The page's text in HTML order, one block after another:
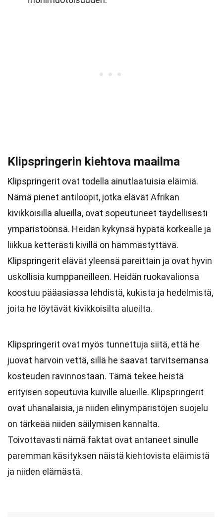
Klipspringerin kiehtova maailma
Klipspringerit ovat todella ainutlaatuisia eläimiä.
Nämä pienet antiloopit, jotka elävät Afrikan
kivikkoisilla alueilla, ovat sopeutuneet täydellisesti
ympäristöönsä. Heidän kykynsä hypätä korkealle ja
liikkua ketterästi kivillä on hämmästyttävä.
Klipspringerit elävät yleensä pareittain ja ovat hyvin
uskollisia kumppaneilleen. Heidän ruokavalionsa
koostuu pääasiassa lehdistä, kukista ja hedelmistä,
joita he löytävät kivikkoisilta alueilta.
Klipspringerit ovat myös tunnettuja siitä, että he
juovat harvoin vettä, sillä he saavat tarvitsemansa
kosteuden ravinnostaan. Tämä tekee heistä
erityisen sopeutuvia kuiville alueille. Klipspringerit
ovat uhanalaisia, ja niiden elinympäristöjen suojelu
on tärkeää niiden säilymisen kannalta.
Toivottavasti nämä faktat ovat antaneet sinulle
paremman käsityksen näistä kiehtovista eläimistä
ja niiden elämästä.